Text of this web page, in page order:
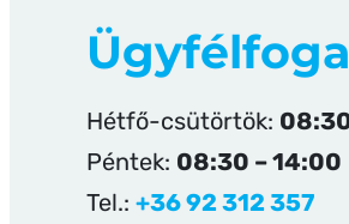
Hétfő-csütörtök:
Péntek: 08:30 – 14:00
Tel.: +36 92 312 357